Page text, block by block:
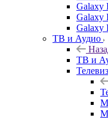
Galaxy
Galaxy
Galaxy
ТВ и Аудио
ТВ и